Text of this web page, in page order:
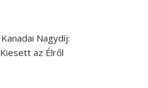
Nagydíj:
az Élről